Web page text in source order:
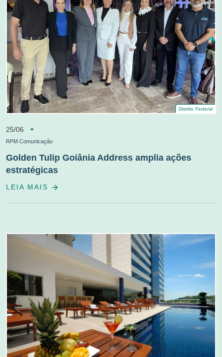
Distrito Federal
25/06
RPM Comunicação
Golden Tulip Goiânia Address amplia ações
estratégicas
LEIA MAIS